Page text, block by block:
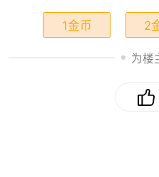
1金币 2
为楼